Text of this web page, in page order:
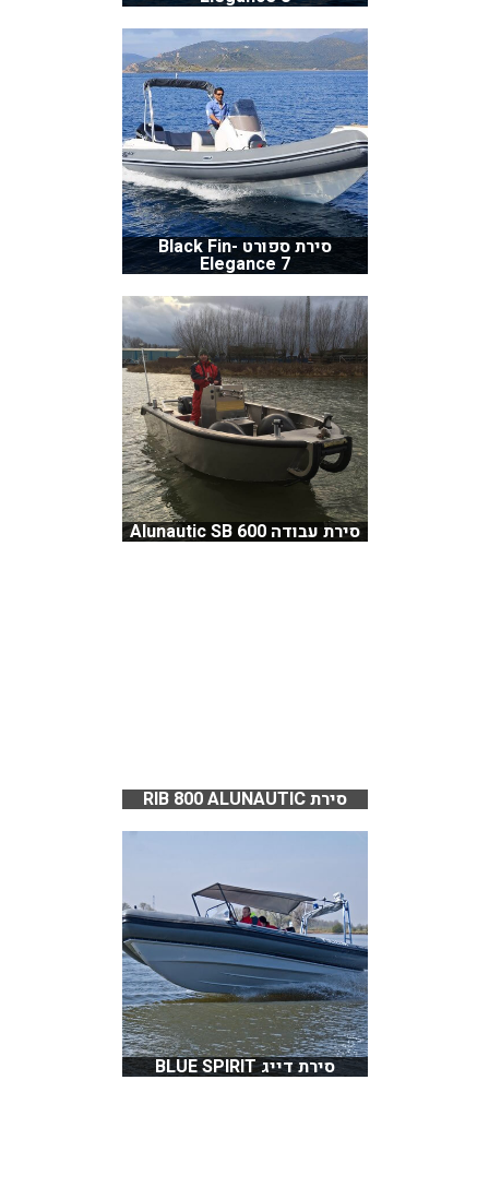
סירת ספורט Black Fin-
Elegance 7
סירת עבודה Alunautic SB 600
סירת RIB 800 ALUNAUTIC
סירת דייג BLUE SPIRIT